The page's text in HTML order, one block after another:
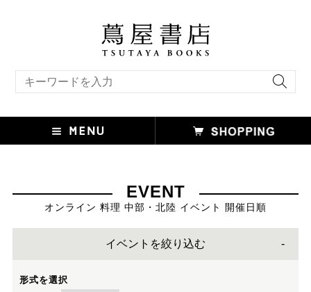
EVENT
オンライン 料理 中部・北陸 イベント 開催日順
イベントを絞り込む
形式を選択